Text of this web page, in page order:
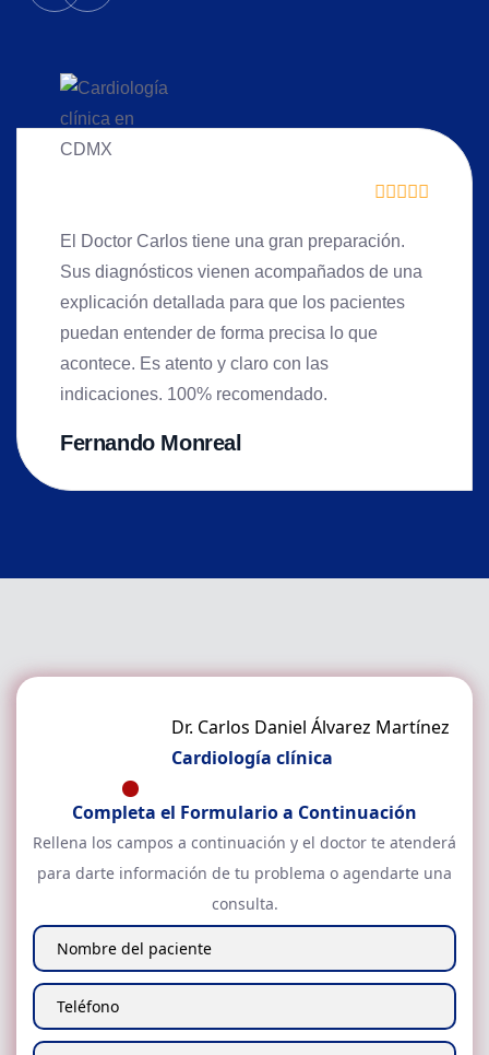
El Doctor Carlos tiene una gran preparación.
Sus diagnósticos vienen acompañados de una
explicación detallada para que los pacientes
puedan entender de forma precisa lo que
acontece. Es atento y claro con las
indicaciones. 100% recomendado.
Fernando Monreal
Dr. Carlos Daniel Álvarez Martínez
Cardiología clínica
Completa el Formulario a Continuación
Rellena los campos a continuación y el doctor te atenderá
para darte información de tu problema o agendarte una
consulta.